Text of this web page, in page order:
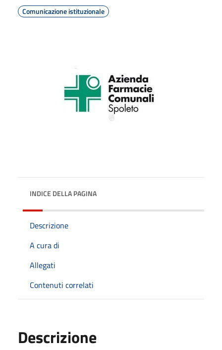
Comunicazione istituzionale
INDICE DELLA PAGINA
Descrizione
A cura di
Allegati
Contenuti correlati
Descrizione